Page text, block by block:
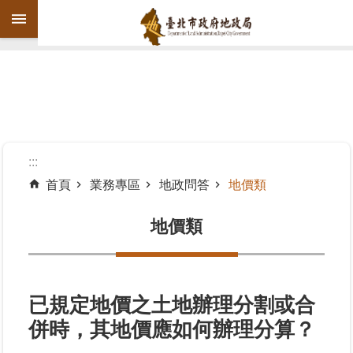
跳到主要內容區塊
紹
公
告
資
:::
首頁
業務專區 地政問答 地價類
地價類
已規定地價之土地辦理分割或合
併時，其地價應如何辦理分算？